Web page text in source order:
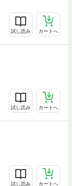
試し読み カートへ
試し読み カートへ
試し読み カートへ